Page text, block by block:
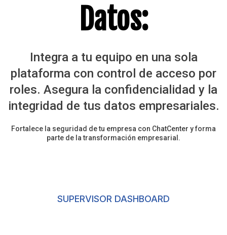
Datos:
Integra a tu equipo en una sola
plataforma con control de acceso por
roles. Asegura la confidencialidad y la
integridad de tus datos empresariales.
Fortalece la seguridad de tu empresa con ChatCenter y forma
parte de la transformación empresarial.
SUPERVISOR DASHBOARD